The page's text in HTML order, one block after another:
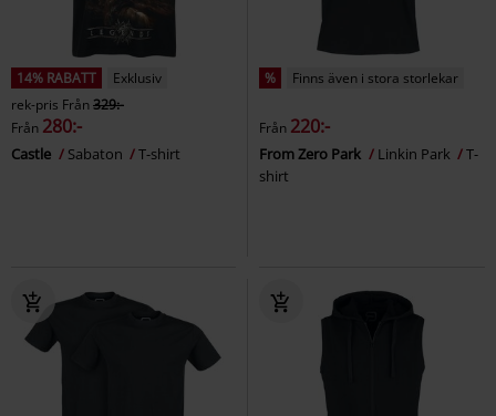
14% RABATT
Exklusiv
rek-pris Från329:-
Från 280:-
Castle Sabaton T-shirt
% Finns även i stora storlekar
Från 220:-
From Zero Park Linkin Park
T-
shirt